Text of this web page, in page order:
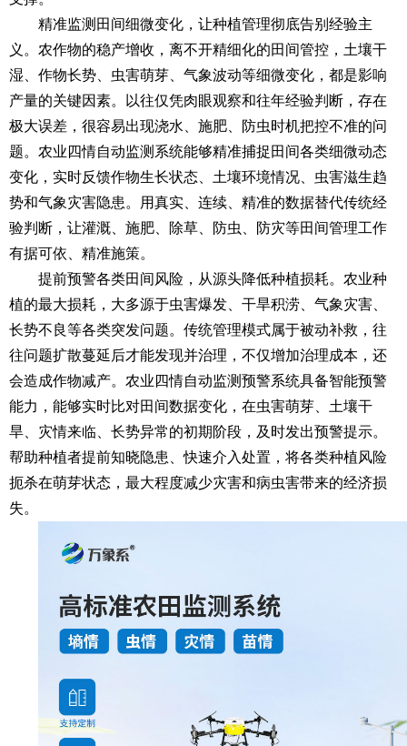
精准监测田间细微变化，让种植管理彻底告别经验主
义。农作物的稳产增收，离不开精细化的田间管控，土壤干
湿、作物长势、虫害萌芽、气象波动等细微变化，都是影响
产量的关键因素。以往仅凭肉眼观察和往年经验判断，存在
极大误差，很容易出现浇水、施肥、防虫时机把控不准的问
题。农业四情自动监测系统能够精准捕捉田间各类细微动态
变化，实时反馈作物生长状态、土壤环境情况、虫害滋生趋
势和气象灾害隐患。用真实、连续、精准的数据替代传统经
验判断，让灌溉、施肥、除草、防虫、防灾等田间管理工作
有据可依、精准施策。
提前预警各类田间风险，从源头降低种植损耗。农业种
植的最大损耗，大多源于虫害爆发、干旱积涝、气象灾害、
长势不良等各类突发问题。传统管理模式属于被动补救，往
往问题扩散蔓延后才能发现并治理，不仅增加治理成本，还
会造成作物减产。农业四情自动监测预警系统具备智能预警
能力，能够实时比对田间数据变化，在虫害萌芽、土壤干
旱、灾情来临、长势异常的初期阶段，及时发出预警提示。
帮助种植者提前知晓隐患、快速介入处置，将各类种植风险
扼杀在萌芽状态，最大程度减少灾害和病虫害带来的经济损
失。